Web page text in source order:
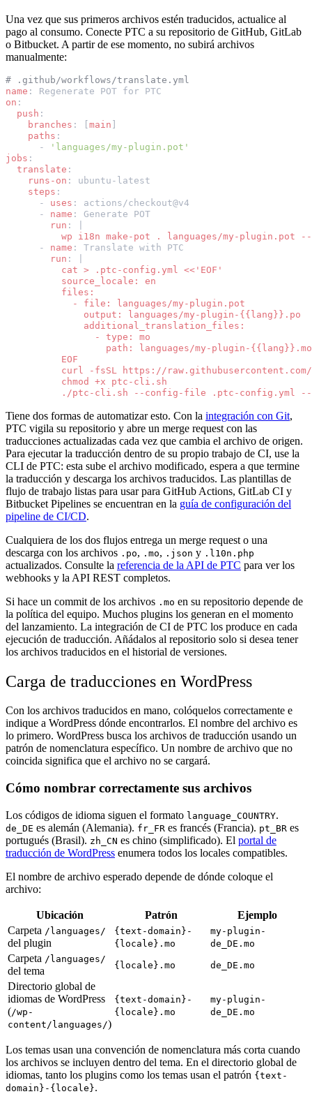
Una vez que sus primeros archivos estén traducidos, actualice al
pago al consumo. Conecte PTC a su repositorio de GitHub, GitLab
o Bitbucket. A partir de ese momento, no subirá archivos
manualmente:
# .github/workflows/translate.yml
name :
Regenerate POT for PTC
on :
push :
branches : [main ]
paths :
-
'languages/my-plugin.pot'
jobs :
translate :
runs-on :
ubuntu-latest
steps :
-
uses :
actions/checkout@v4
-
name :
Generate POT
run :
wp i18n make-pot . languages/my-plugin.pot --
-
name :
Translate with PTC
run :
cat > .ptc-config.yml <<'EOF'
source_locale: en
files:
- file: languages/my-plugin.pot
output: languages/my-plugin-{{lang}}.po
additional_translation_files:
- type: mo
path: languages/my-plugin-{{lang}}.mo
EOF
curl -fsSL https://
chmod +x ptc-cli.sh
./ptc-cli.sh --config-file .ptc-config.yml --
Tiene dos formas de automatizar esto. Con la integración con Git,
PTC vigila su repositorio y abre un merge request con las
traducciones actualizadas cada vez que cambia el archivo de origen.
Para ejecutar la traducción dentro de su propio trabajo de CI, use la
CLI de PTC: esta sube el archivo modificado, espera a que termine
la traducción y descarga los archivos traducidos. Las plantillas de
flujo de trabajo listas para usar para GitHub Actions, GitLab CI y
Bitbucket Pipelines se encuentran en la guía de configuración del
pipeline de CI/CD.
Cualquiera de los dos flujos entrega un merge request o una
descarga con los archivos .po, .mo, .json y .l10n.php
actualizados. Consulte la referencia de la API de PTC para ver los
webhooks y la API REST completos.
Si hace un commit de los archivos .mo en su repositorio depende de
la política del equipo. Muchos plugins los generan en el momento
del lanzamiento. La integración de CI de PTC los produce en cada
ejecución de traducción. Añádalos al repositorio solo si desea tener
los archivos traducidos en el historial de versiones.
Carga de traducciones en WordPress
Con los archivos traducidos en mano, colóquelos correctamente e
indique a WordPress dónde encontrarlos. El nombre del archivo es
lo primero. WordPress busca los archivos de traducción usando un
patrón de nomenclatura específico. Un nombre de archivo que no
coincida significa que el archivo no se cargará.
Cómo nombrar correctamente sus archivos
Los códigos de idioma siguen el formato language_COUNTRY.
de_DE es alemán (Alemania). fr_FR es francés (Francia). pt_BR es
portugués (Brasil). zh_CN es chino (simplificado). El portal de
traducción de WordPress enumera todos los locales compatibles.
El nombre de archivo esperado depende de dónde coloque el
archivo:
Ubicación Patrón
Ejemplo
Carpeta /languages/
del plugin
{text-domain}-
{locale}.mo
my-plugin-
de_DE.mo
Carpeta /languages/
del tema {locale}.mo de_DE.mo
Directorio global de
idiomas de WordPress
(/wp-
content/languages/)
{text-domain}-
{locale}.mo
my-plugin-
de_DE.mo
Los temas usan una convención de nomenclatura más corta cuando
los archivos se incluyen dentro del tema. En el directorio global de
idiomas, tanto los plugins como los temas usan el patrón {text-
domain}-{locale}.